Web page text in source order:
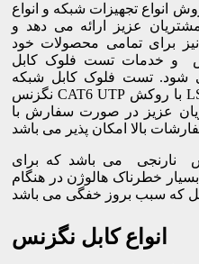
انواع تجهیزات شبکه و انواع
عزیز ارائه می دهد و
برای تمامی محصولات خود
و خدمات تست فلوک کابل
شود. تست فلوک کابل شبکه
نگزنس CAT6 UTP با روکش LSZH حلقه 305 متری تست فلوک
عزیز در صورت سفارش با
نارنجی می باشد که برای
خطرناک هالوژن در هنگام
انواع کابل نگزنس